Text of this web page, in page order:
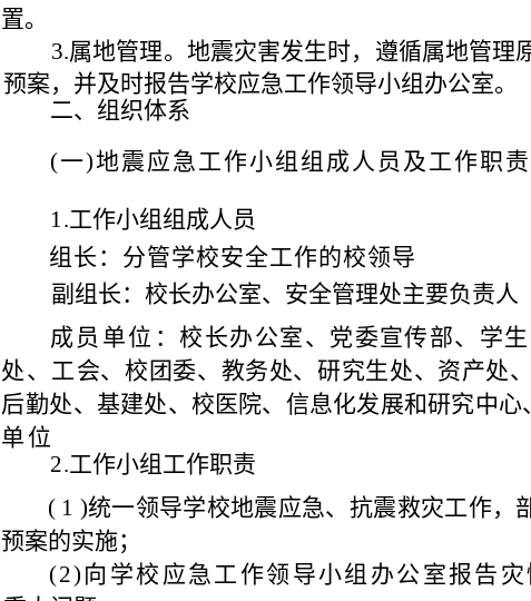
置。
3.属地管理。地震灾害发生时，遵循属地管理
预案，并及时报告学校应急工作领导小组办公室。
二、组织体系
(一)地震应急工作小组组成人员及工作职责
1.工作小组组成人员
组 长 ：分管学校安全工作的校领导
副组 长：校长办公室、安全管理处主要负责人
成员单位 ：校长办公室、党委宣传部、学
处、 工会、校团委、教务处、研究生处、资产处
后勤处、基建处、校医院、信息化发展和研究中心
单 位
2.工作小组工作职责
( 1 )统一领导学校地震应急、抗震救灾工作，
预案的实施；
(2) 向学校应急工作领导小组办公室报告